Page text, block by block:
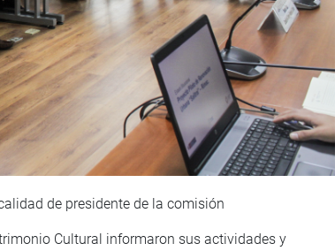
de presidente de la comisión
Cultural informaron sus actividades y